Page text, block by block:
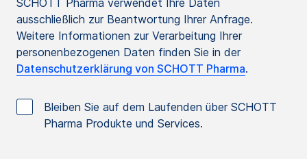
ausschließlich zur Beantwortung Ihrer Anfrage.
Weitere Informationen zur Verarbeitung Ihrer
personenbezogenen Daten finden Sie in der
Datenschutzerklärung von SCHOTT Pharma.
Bleiben Sie auf dem Laufenden über SCHOTT
Pharma Produkte und Services.